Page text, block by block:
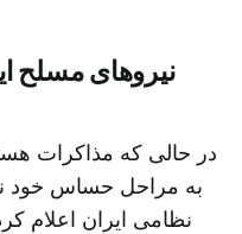
نیروهای مسلح
در حالی که مذاکرات
به مراحل حساس خود
نظامی ایران اعلام